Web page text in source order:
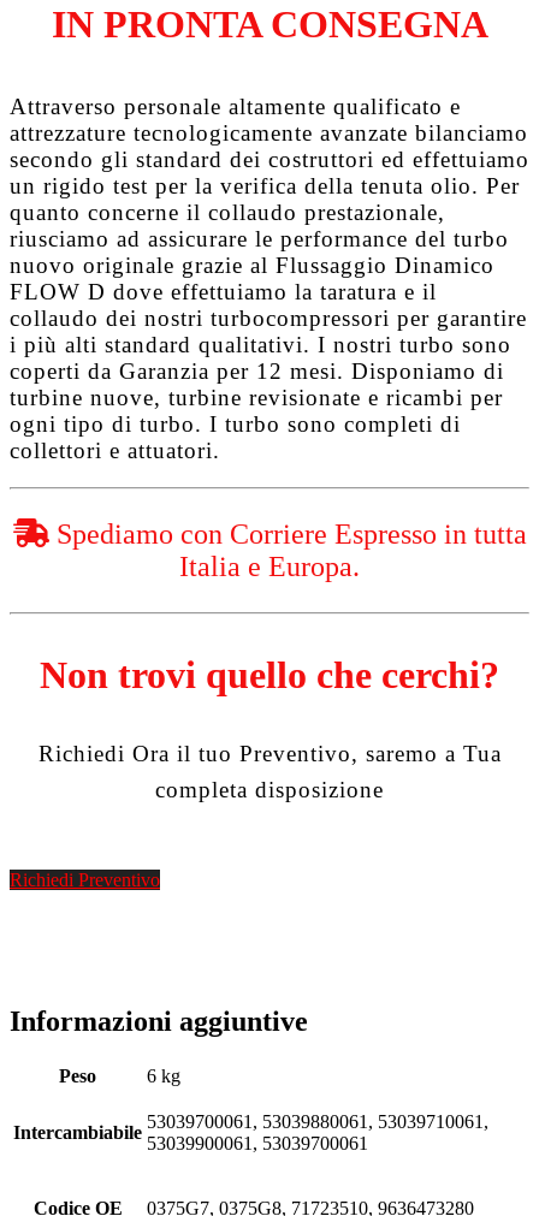
IN PRONTA CONSEGNA
Attraverso personale altamente qualificato e
attrezzature tecnologicamente avanzate bilanciamo
secondo gli standard dei costruttori ed effettuiamo
un rigido test per la verifica della tenuta olio. Per
quanto concerne il collaudo prestazionale,
riusciamo ad assicurare le performance del turbo
nuovo originale grazie al Flussaggio Dinamico
FLOW D dove effettuiamo la taratura e il
collaudo dei nostri turbocompressori per garantire
i più alti standard qualitativi. I nostri turbo sono
coperti da Garanzia per 12 mesi. Disponiamo di
turbine nuove, turbine revisionate e ricambi per
ogni tipo di turbo. I turbo sono completi di
collettori e attuatori.
Spediamo con Corriere Espresso in tutta
Italia e Europa.
Non trovi quello che cerchi?
Richiedi Ora il tuo Preventivo, saremo a Tua
completa disposizione
Richiedi Preventivo
Informazioni aggiuntive
Peso 6 kg
Intercambiabile
53039700061, 53039880061, 53039710061,
53039900061, 53039700061
Codice OE 0375G7, 0375G8, 71723510, 9636473280